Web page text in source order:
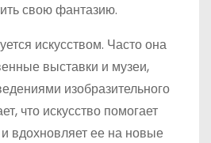
свою фантазию.
искусством. Часто она
выставки и музеи,
изобразительного
что искусство помогает
вдохновляет ее на новые